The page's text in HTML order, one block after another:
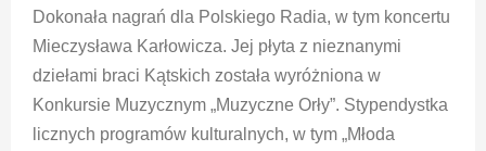
Dokonała nagrań dla Polskiego Radia, w tym koncertu
Mieczysława Karłowicza. Jej płyta z nieznanymi
dziełami braci Kątskich została wyróżniona w
Konkursie Muzycznym „Muzyczne Orły”. Stypendystka
licznych programów kulturalnych, w tym „Młoda